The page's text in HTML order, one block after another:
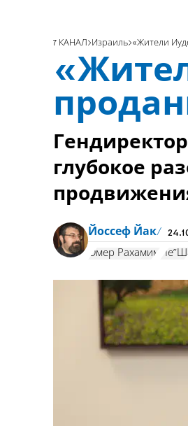
7 КАНАЛ Израиль «Жители
глубокое
Йоссеф Йак
Омер Рахамим